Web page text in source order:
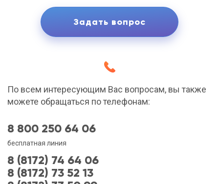
По всем интересующим Вас вопросам, вы также
можете обращаться по телефонам:
8 800 250 64 06
бесплатная линия
8 (8172) 74 64 06
8 (8172) 73 52 13